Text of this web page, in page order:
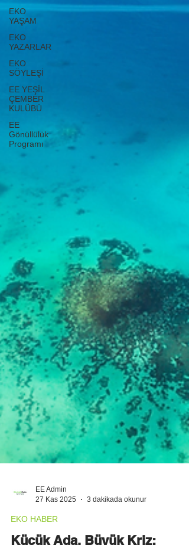
EKO
YAŞAM
EKO
YAZARLAR
EKO
SÖYLEŞİ
EE YEŞİL
ÇEMBER
KULÜBÜ
EE
Gönüllülük
Programı
27 Kas 2025
EKO HABER